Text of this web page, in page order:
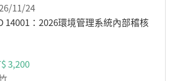
11/24
14001：2026環境管理系統內部稽核
3,200